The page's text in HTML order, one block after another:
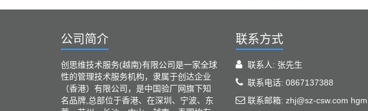
公司简介
创思维技术服务(越南)有限公司是一家全球
性的管理技术服务机构，隶属于创达企业
（香港）有限公司，是中国验厂网旗下知
名品牌,总部位于香港、在深圳、宁波、东
联系方式
联系人: 张先生
联系电话: 0867137388
联系邮箱: zhj@sz-csw.com